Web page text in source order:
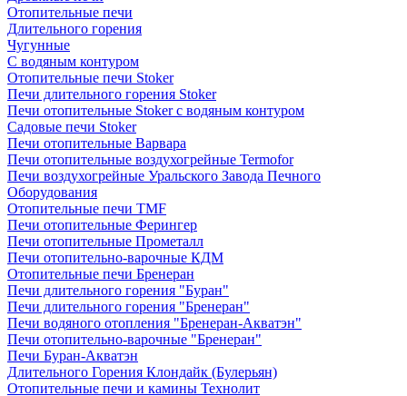
Отопительные печи
Длительного горения
Чугунные
C водяным контуром
Отопительные печи Stoker
Печи длительного горения Stoker
Печи отопительные Stoker с водяным контуром
Садовые печи Stoker
Печи отопительные Варвара
Печи отопительные воздухогрейные Termofor
Печи воздухогрейные Уральского Завода Печного
Оборудования
Отопительные печи TMF
Печи отопительные Ферингер
Печи отопительные Прометалл
Печи отопительно-варочные КДМ
Отопительные печи Бренеран
Печи длительного горения "Буран"
Печи длительного горения "Бренеран"
Печи водяного отопления "Бренеран-Акватэн"
Печи отопительно-варочные "Бренеран"
Печи Буран-Акватэн
Длительного Горения Клондайк (Булерьян)
Отопительные печи и камины Технолит